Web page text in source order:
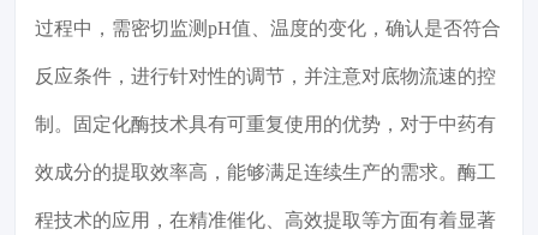
过程中，需密切监测pH值、温度的变化，确认是否符合
反应条件，进行针对性的调节，并注意对底物流速的控
制。固定化酶技术具有可重复使用的优势，对于中药有
效成分的提取效率高，能够满足连续生产的需求。酶工
程技术的应用，在精准催化、高效提取等方面有着显著